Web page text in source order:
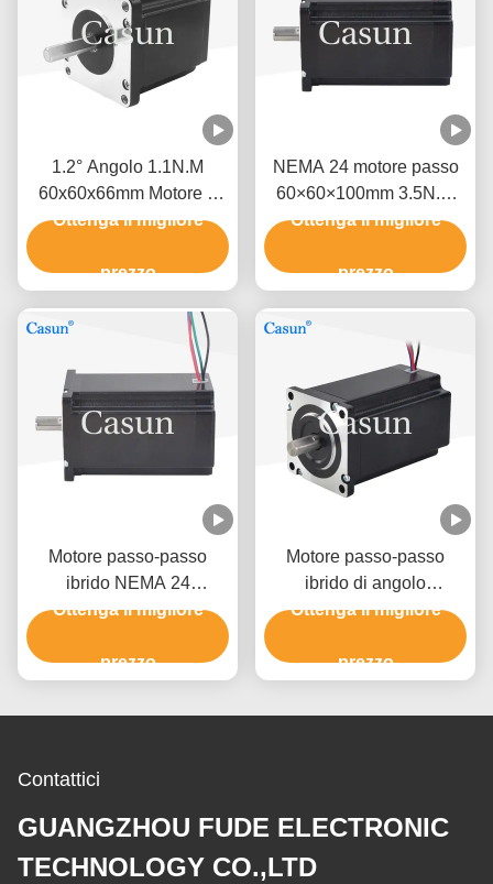
1.2° Angolo 1.1N.M
60x60x66mm Motore a
passo ibrido per
automazione
Ottenga il migliore
prezzo
NEMA 24 motore passo
60×60×100mm 3.5N.m
4.0A con CE RoHS
Ottenga il migliore
prezzo
Motore passo-passo
ibrido NEMA 24
2300mN.M 60x60x67 per
automazione
Ottenga il migliore
prezzo
Motore passo-passo
ibrido di angolo
4000mN.M 60x60x98 di
di automazione
Ottenga il migliore
prezzo
Contattici
GUANGZHOU FUDE ELECTRONIC
TECHNOLOGY CO.,LTD